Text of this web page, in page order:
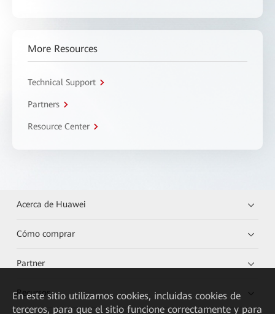
More Resources
Technical Support
Partners
Resource Center
Acerca de Huawei
Cómo comprar
Partner
Recursos
En este sitio utilizamos cookies, incluidas cookies de
terceros, para que el sitio funcione correctamente y para